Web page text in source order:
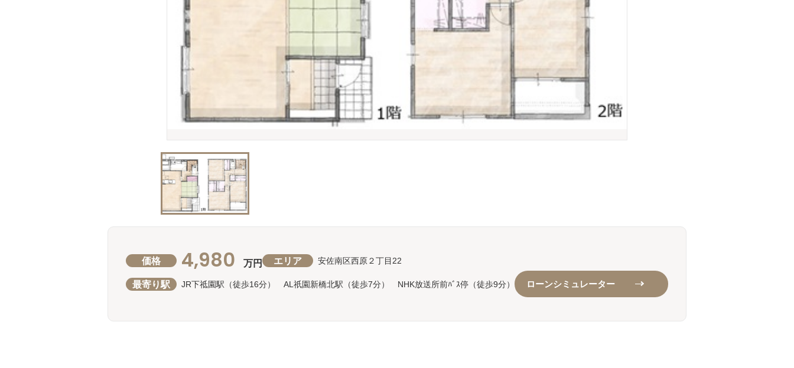
価格 4,980 万円 エリア 安佐南区西原２丁目22
最寄り駅 JR下祗園駅（徒歩16分） AL祇園新橋北駅（徒歩7分） NHK放送所前ﾊﾞｽ停（徒歩9分） ローンシミュレーター